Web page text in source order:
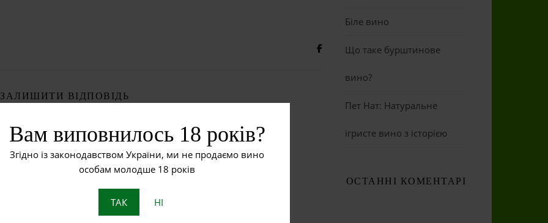
Вам виповнилось 18 років?
Згідно із законодавством України, ми не продаємо вино
особам молодше 18 років
ТАК НІ
ЗАЛИШИТИ ВІДПОВІДЬ
авторизуватись.
Біле вино
Що таке бурштинове
вино?
Пет Нат: Натуральне
ігристе вино з історією
ОСТАННІ КОМЕНТАРІ